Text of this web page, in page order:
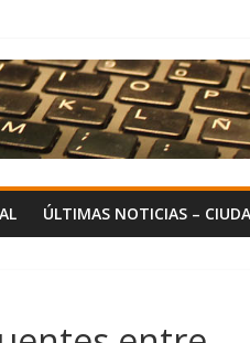
ÚLTIMAS NOTICIAS –